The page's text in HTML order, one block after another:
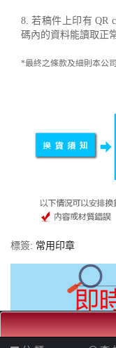
8. 若稿件上印有 QR
碼內的資料能讀取正
*最終之條款及細則本公
標簽: 常用印章